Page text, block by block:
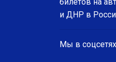
и ДНР в
Мы в